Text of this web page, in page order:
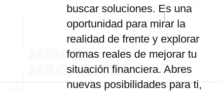
buscar soluciones. Es una
oportunidad para mirar la
realidad de frente y explorar
formas reales de mejorar tu
situación financiera. Abres
nuevas posibilidades para ti,